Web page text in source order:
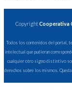
CopyrightCooperativa
Todos los contenidos del portal,
intelectual que pudieran
cualquier otro signo distintivo
derechos sobre los mismos.